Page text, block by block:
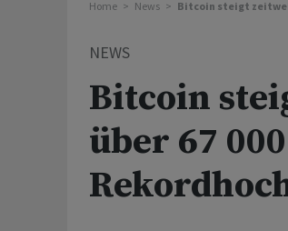
Home News Bitcoin steigt
NEWS
Bitcoin
über 67